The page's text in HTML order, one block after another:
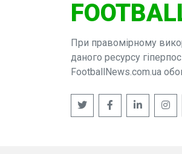
При правомірному
даного ресурсу
FootballNews.com.ua